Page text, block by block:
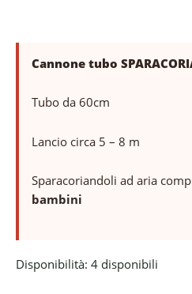
Cannone tubo
Tubo da 60cm
Lancio circa 5 – 8 m
Sparacoriandoli ad aria
bambini
Disponibilità: 4 disponibili